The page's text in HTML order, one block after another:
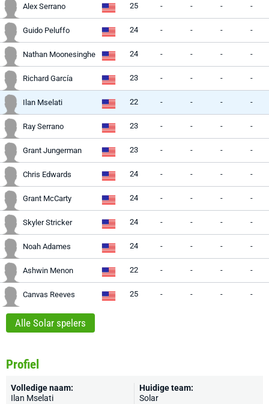
Alex Serrano 25 - - - -
Guido Peluffo 24 - - - -
Nathan Moonesinghe 24 - - - -
Richard García 23 - - - -
Ilan Mselati 22 - - - -
Ray Serrano 23 - - - -
Grant Jungerman 23 - - - -
Chris Edwards 24 - - - -
Grant McCarty 24 - - - -
Skyler Stricker 24 - - - -
Noah Adames 24 - - - -
Ashwin Menon 22 - - - -
Canvas Reeves 25 - - - -
Alle Solar spelers
Profiel
Volledige naam:
Ilan Mselati
Huidige team:
Solar